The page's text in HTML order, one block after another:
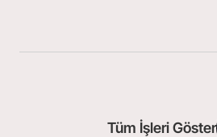
Tüm İşleri Göster